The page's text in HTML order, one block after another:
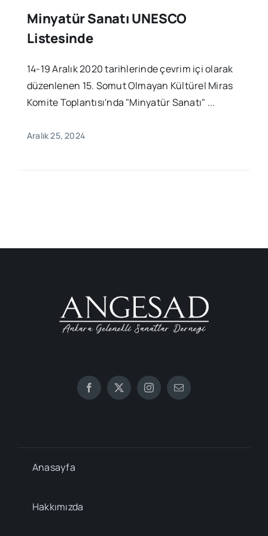
Minyatür Sanatı UNESCO
Listesinde
14-19 Aralık 2020 tarihlerinde çevrim içi olarak
düzenlenen 15. Somut Olmayan Kültürel Miras
Komite Toplantısı'nda "Minyatür Sanatı" ...
Aralık 25, 2024
Anasayfa
Hakkımızda